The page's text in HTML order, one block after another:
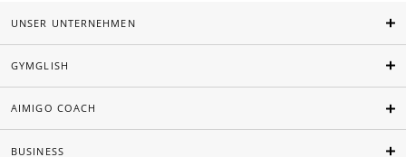
UNSER UNTERNEHMEN
GYMGLISH
AIMIGO COACH
BUSINESS